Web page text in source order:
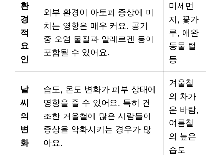
환
경
적
요
인
외부 환경이 아토피 증상에 미
치는 영향은 매우 커요. 공기
중 오염 물질과 알레르겐 등이
포함될 수 있어요.
미세먼
지, 꽃가
루, 애완
동물 털
등
날
씨
의
변
화
습도, 온도 변화가 피부 상태에
영향을 줄 수 있어요. 특히 건
조한 겨울철에 많은 사람들이
증상을 악화시키는 경우가 많
아요.
겨울철
의 차가
운 바람,
여름철
의 높은
습도